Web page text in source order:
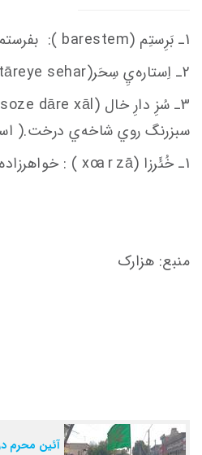
1ـ بَرِستِم (barestem ): بفرستم .
2ـ اِستاره‌يِ سِحَر(estāreye sehar ): ستاره‌ي سحر .
سبزرنگ روي شاخه‌ي درخت.(
1ـ خُئَرزا (x
oa r zā ) : خواهرزاده .
منبع: هزارک
آئین محرم